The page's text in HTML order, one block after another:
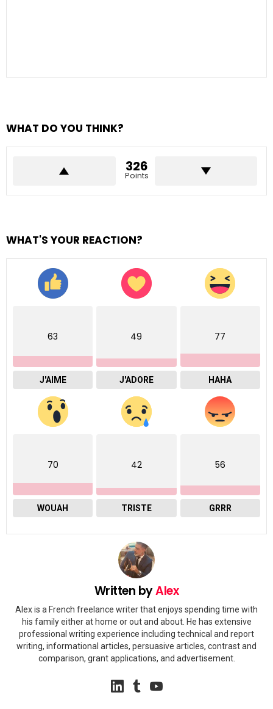
WHAT DO YOU THINK?
326
Points
WHAT'S YOUR REACTION?
63
J'AIME
49
J'ADORE
77
HAHA
70
WOUAH
42
TRISTE
56
GRRR
Written byAlex
Alex is a French freelance writer that enjoys spending time with
his family either at home or out and about. He has extensive
professional writing experience including technical and report
writing, informational articles, persuasive articles, contrast and
comparison, grant applications, and advertisement.
linkedin